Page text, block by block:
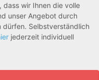
dass wir Ihnen die volle
unser Angebot durch
dürfen. Selbstverständlich
jederzeit individuell